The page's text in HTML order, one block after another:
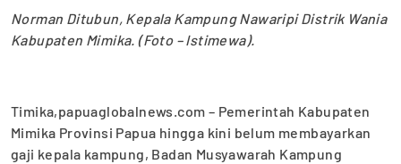
Norman Ditubun, Kepala Kampung Nawaripi Distrik Wania
Kabupaten Mimika. (Foto – Istimewa).
Timika,papuaglobalnews.com – Pemerintah Kabupaten
Mimika Provinsi Papua hingga kini belum membayarkan
gaji kepala kampung, Badan Musyawarah Kampung